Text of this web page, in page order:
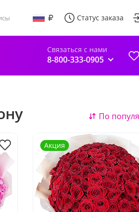
Статус заказа
Связаться с нами
8-800-333-0905
По
Акция